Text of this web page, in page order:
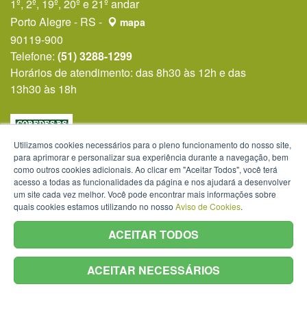
1º, 2º, 19º, 20º e 21º andar
Porto Alegre - RS -
mapa
90119-900
Telefone: (51) 3288-1299
Horários de atendimento: das 8h30 às 12h e das
13h30 às 18h
Utilizamos cookies necessários para o pleno funcionamento do nosso site,
para aprimorar e personalizar sua experiência durante a navegação, bem
como outros cookies adicionais. Ao clicar em "Aceitar Todos", você terá
acesso a todas as funcionalidades da página e nos ajudará a desenvolver
um site cada vez melhor. Você pode encontrar mais informações sobre
quais cookies estamos utilizando no nosso Aviso de Cookies.
ACEITAR TODOS
ACEITAR NECESSÁRIOS